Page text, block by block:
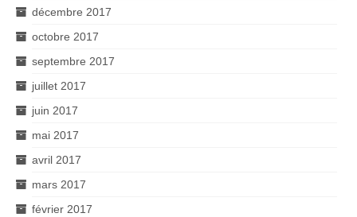
décembre 2017
octobre 2017
septembre 2017
juillet 2017
juin 2017
mai 2017
avril 2017
mars 2017
février 2017